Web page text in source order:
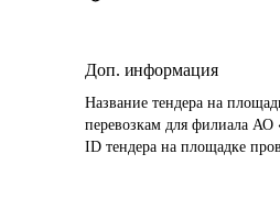
Доп. информация
Название тендера на
перевозкам для филиала
ID тендера на площадке